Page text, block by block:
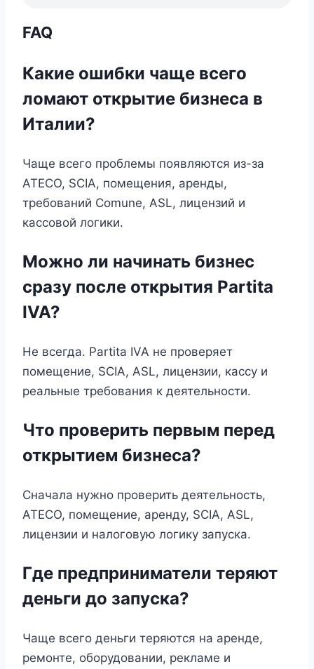
FAQ
Какие ошибки чаще всего
ломают открытие бизнеса в
Италии?
Чаще всего проблемы появляются из-за
ATECO, SCIA, помещения, аренды,
требований Comune, ASL, лицензий и
кассовой логики.
Можно ли начинать бизнес
сразу после открытия Partita
IVA?
Не всегда. Partita IVA не проверяет
помещение, SCIA, ASL, лицензии, кассу и
реальные требования к деятельности.
Что проверить первым перед
открытием бизнеса?
Сначала нужно проверить деятельность,
ATECO, помещение, аренду, SCIA, ASL,
лицензии и налоговую логику запуска.
Где предприниматели теряют
деньги до запуска?
Чаще всего деньги теряются на аренде,
ремонте, оборудовании, рекламе и